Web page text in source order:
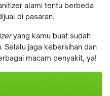
alami tentu berbeda
di pasaran.
yang kamu buat sudah
Selalu jaga kebersihan dan
macam penyakit, ya!